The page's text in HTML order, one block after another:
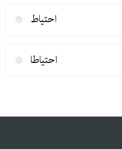
احتیاط
احتیاطا